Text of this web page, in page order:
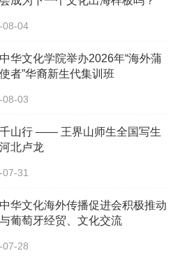
08-04
华文化学院举办2026年“海外蒲
者”华裔新生代集训班
08-03
山行 —— 王界山师生全国写生
北卢龙
31
华文化海外传播促进会积极推动
葡萄牙经贸、文化交流
07-28